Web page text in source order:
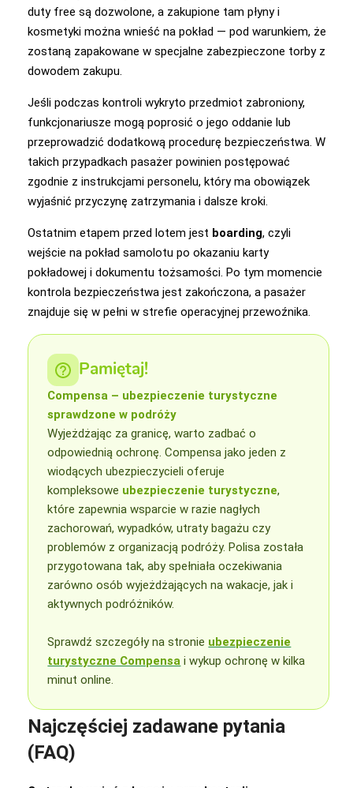
duty free są dozwolone, a zakupione tam płyny i
kosmetyki można wnieść na pokład — pod warunkiem, że
zostaną zapakowane w specjalne zabezpieczone torby z
dowodem zakupu.
Jeśli podczas kontroli wykryto przedmiot zabroniony,
funkcjonariusze mogą poprosić o jego oddanie lub
przeprowadzić dodatkową procedurę bezpieczeństwa. W
takich przypadkach pasażer powinien postępować
zgodnie z instrukcjami personelu, który ma obowiązek
wyjaśnić przyczynę zatrzymania i dalsze kroki.
Ostatnim etapem przed lotem jest boarding, czyli
wejście na pokład samolotu po okazaniu karty
pokładowej i dokumentu tożsamości. Po tym momencie
kontrola bezpieczeństwa jest zakończona, a pasażer
znajduje się w pełni w strefie operacyjnej przewoźnika.
Pamiętaj!
Compensa – ubezpieczenie turystyczne
sprawdzone w podróży
Wyjeżdżając za granicę, warto zadbać o
odpowiednią ochronę. Compensa jako jeden z
wiodących ubezpieczycieli oferuje
kompleksowe ubezpieczenie turystyczne,
które zapewnia wsparcie w razie nagłych
zachorowań, wypadków, utraty bagażu czy
problemów z organizacją podróży. Polisa została
przygotowana tak, aby spełniała oczekiwania
zarówno osób wyjeżdżających na wakacje, jak i
aktywnych podróżników.
Sprawdź szczegóły na stronie ubezpieczenie
turystyczne Compensa i wykup ochronę w kilka
minut online.
Najczęściej zadawane pytania
(FAQ)